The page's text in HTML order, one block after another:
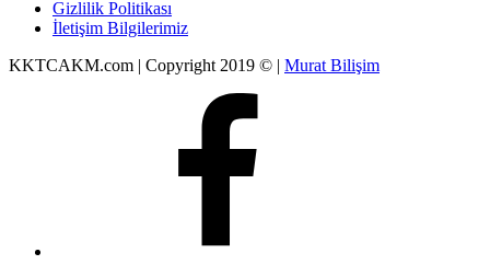
Gizlilik Politikası
İletişim Bilgilerimiz
KKTCAKM.com | Copyright 2019 © | Murat Bilişim